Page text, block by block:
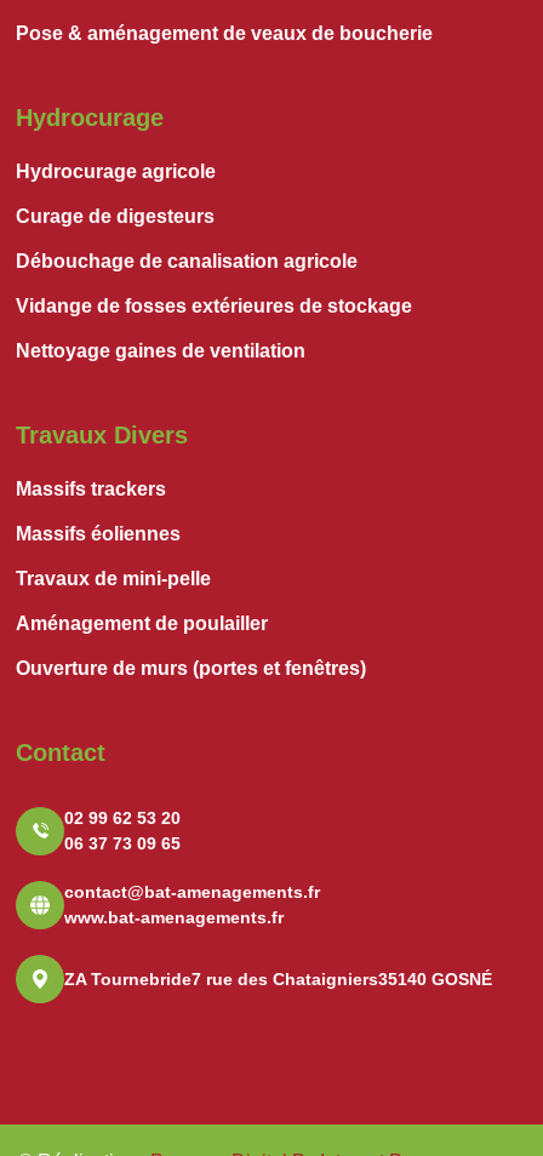
Pose & aménagement de veaux de boucherie
Hydrocurage
Hydrocurage agricole
Curage de digesteurs
Débouchage de canalisation agricole
Vidange de fosses extérieures de stockage
Nettoyage gaines de ventilation
Travaux Divers
Massifs trackers
Massifs éoliennes
Travaux de mini-pelle
Aménagement de poulailler
Ouverture de murs (portes et fenêtres)
Contact
02 99 62 53 20
06 37 73 09 65
contact@bat-amenagements.fr
www.bat-amenagements.fr
ZA Tournebride7 rue des Chataigniers35140 GOSNÉ